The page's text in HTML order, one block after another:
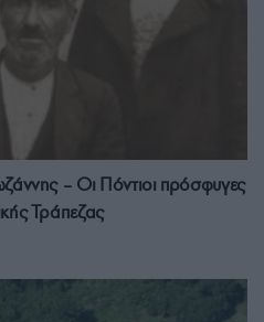
– Οι Πόντιοι πρόσφυγες
Τράπεζας